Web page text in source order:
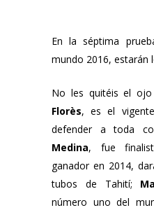
En la séptima
mundo 2016, estarán
No les quitéis el
Florès, es el
defender a toda
Medina, fue
ganador en 2014,
tubos de Tahití;
número uno del